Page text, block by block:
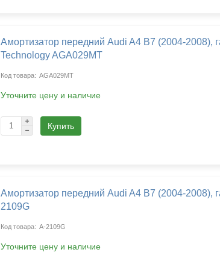
Амортизатор передний Audi A4 B7 (2004-2008),
Technology AGA029MT
AGA029MT
Уточните цену и наличие
Купить
Амортизатор передний Audi A4 B7 (2004-2008),
2109G
A-2109G
Уточните цену и наличие